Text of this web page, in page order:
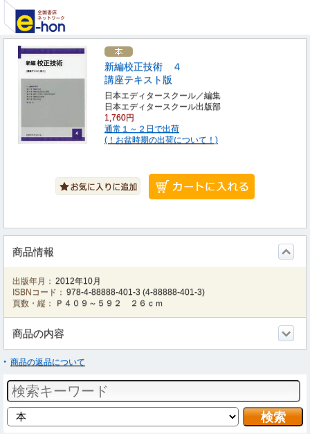
新編校正技術 ４
講座テキスト版
日本エディタースクール／編集
日本エディタースクール出版部
1,760円
通常１～２日で出荷
(！お盆時期の出荷について！)
商品情報
出版年月： 2012年10月
ISBNコード： 978-4-88888-401-3 (4-88888-401-3)
頁数・縦：
Ｐ４０９～５９２ ２６ｃｍ
商品の内容
商品の返品について